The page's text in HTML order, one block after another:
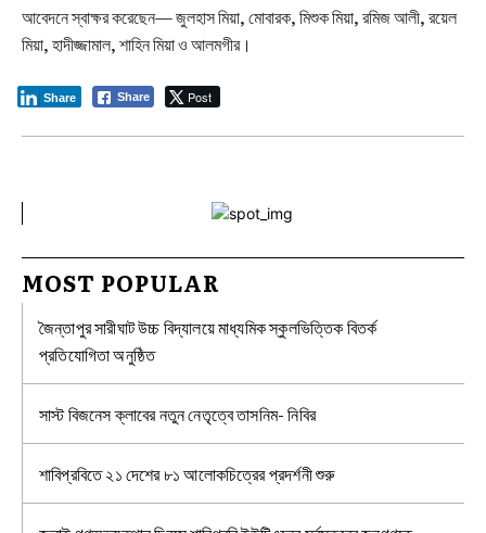
আবেদনে স্বাক্ষর করেছেন— জুলহাস মিয়া, মোবারক, মিশুক মিয়া, রমিজ আলী, রয়েল
মিয়া, হাদীজ্জামাল, শাহিন মিয়া ও আলমগীর।
Share Post
Share
MOST POPULAR
জৈন্তাপুর সারীঘাট উচ্চ বিদ্যালয়ে মাধ্যমিক স্কুলভিত্তিক বিতর্ক
প্রতিযোগিতা অনুষ্ঠিত
সাস্ট বিজনেস ক্লাবের নতুন নেতৃত্বে তাসনিম- নিবির
শাবিপ্রবিতে ২১ দেশের ৮১ আলোকচিত্রের প্রদর্শনী শুরু